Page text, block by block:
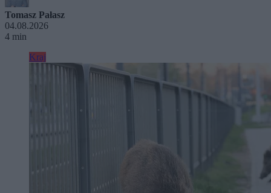
Tomasz Pałasz
04.08.2026
4 min
Kraj